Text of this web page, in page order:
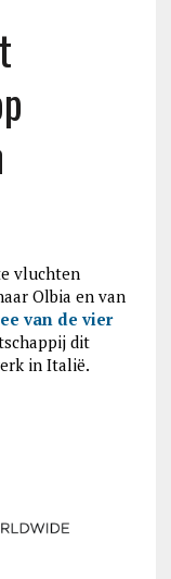
vluchten
Olbia en van
van de vier
dit
in Italië.